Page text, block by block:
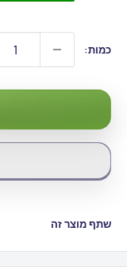
כמות:
שתף מוצר זה